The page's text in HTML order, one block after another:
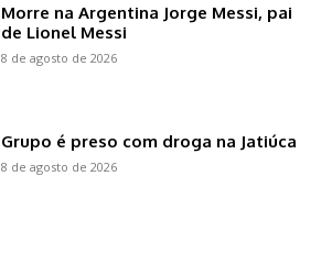
Morre na Argentina Jorge Messi, pai
de Lionel Messi
8 de agosto de 2026
Grupo é preso com droga na Jatiúca
8 de agosto de 2026